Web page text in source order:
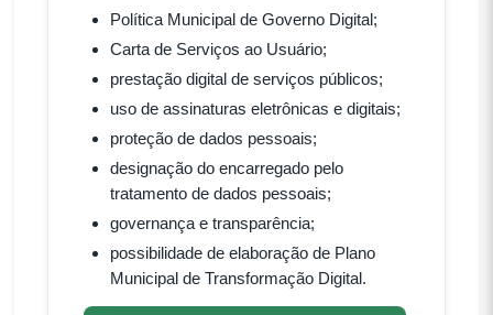
Política Municipal de Governo Digital;
Carta de Serviços ao Usuário;
prestação digital de serviços públicos;
uso de assinaturas eletrônicas e digitais;
proteção de dados pessoais;
designação do encarregado pelo
tratamento de dados pessoais;
governança e transparência;
possibilidade de elaboração de Plano
Municipal de Transformação Digital.